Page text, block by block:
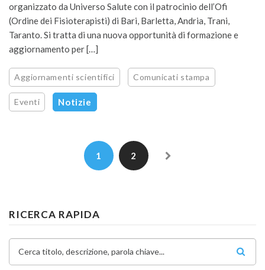
organizzato da Universo Salute con il patrocinio dell’Ofi
(Ordine dei Fisioterapisti) di Bari, Barletta, Andria, Trani,
Taranto. Si tratta di una nuova opportunità di formazione e
aggiornamento per […]
Aggiornamenti scientifici Comunicati stampa
Eventi Notizie
1 2
RICERCA RAPIDA
Cerca titolo, descrizione, parola chiave...